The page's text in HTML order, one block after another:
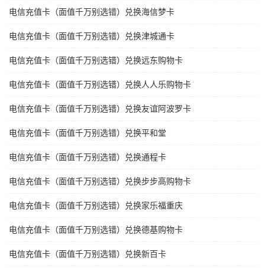
电信充值卡（面值千万别选错）兑换海信梦卡
电信充值卡（面值千万别选错）兑换津城通卡
电信充值卡（面值千万别选错）兑换远东购物卡
电信充值卡（面值千万别选错）兑换人人乐购物卡
电信充值卡（面值千万别选错）兑换友谊阿波罗卡
电信充值卡（面值千万别选错）兑换平和堂
电信充值卡（面值千万别选错）兑换通程卡
电信充值卡（面值千万别选错）兑换步步高购物卡
电信充值卡（面值千万别选错）兑换家乐福重庆
电信充值卡（面值千万别选错）兑换德基购物卡
电信充值卡（面值千万别选错）兑换新百卡